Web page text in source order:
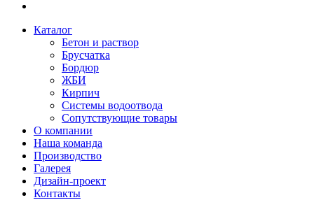
Каталог
Бетон и раствор
Брусчатка
Бордюр
ЖБИ
Кирпич
Системы водоотвода
Сопутствующие товары
О компании
Наша команда
Производство
Галерея
Дизайн-проект
Контакты